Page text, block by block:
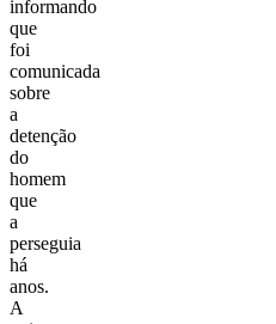
informando
que
foi
comunicada
sobre
a
detenção
do
homem
que
a
perseguia
há
anos.
A